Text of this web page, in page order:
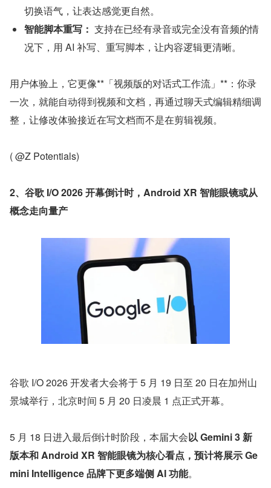
切换语气，让表达感觉更自然。
智能脚本重写： 支持在已经有录音或完全没有音频的情
况下，用 AI 补写、重写脚本，让内容逻辑更清晰。
用户体验上，它更像**「视频版的对话式工作流」**：你录
一次，就能自动得到视频和文档，再通过聊天式编辑精细调
整，让修改体验接近在写文档而不是在剪辑视频。
( @Z Potentials)
2、谷歌 I/O 2026 开幕倒计时，Android XR 智能眼镜或从
概念走向量产
谷歌 I/O 2026 开发者大会将于 5 月 19 日至 20 日在加州山
景城举行，北京时间 5 月 20 日凌晨 1 点正式开幕。
5 月 18 日进入最后倒计时阶段，本届大会以 Gemini 3 新
版本和 Android XR 智能眼镜为核心看点，预计将展示 Ge
mini Intelligence 品牌下更多端侧 AI 功能。